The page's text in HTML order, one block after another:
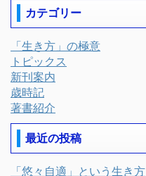
カテゴリー
「生き方」の極意
トピックス
新刊案内
歳時記
著書紹介
最近の投稿
「悠々自適」という生き方